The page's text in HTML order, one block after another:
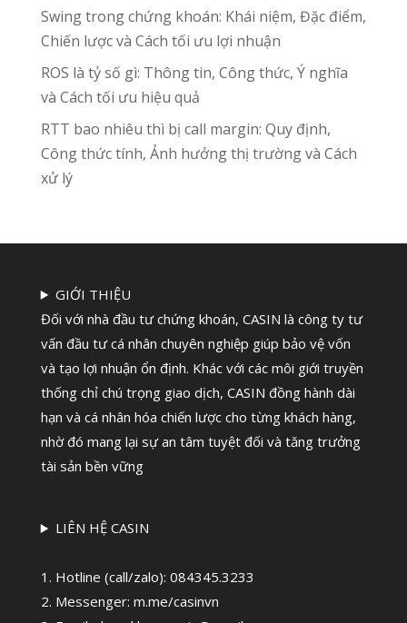
Swing trong chứng khoán: Khái niệm, Đặc điểm,
Chiến lược và Cách tối ưu lợi nhuận
ROS là tỷ số gì: Thông tin, Công thức, Ý nghĩa
và Cách tối ưu hiệu quả
RTT bao nhiêu thì bị call margin: Quy định,
Công thức tính, Ảnh hưởng thị trường và Cách
xử lý
GIỚI THIỆU
Đối với nhà đầu tư chứng khoán, CASIN là công ty tư
vấn đầu tư cá nhân chuyên nghiệp giúp bảo vệ vốn
và tạo lợi nhuận ổn định. Khác với các môi giới truyền
thống chỉ chú trọng giao dịch, CASIN đồng hành dài
hạn và cá nhân hóa chiến lược cho từng khách hàng,
nhờ đó mang lại sự an tâm tuyệt đối và tăng trưởng
tài sản bền vững
LIÊN HỆ CASIN
1. Hotline (call/zalo): 084345.3233
2. Messenger: m.me/casinvn